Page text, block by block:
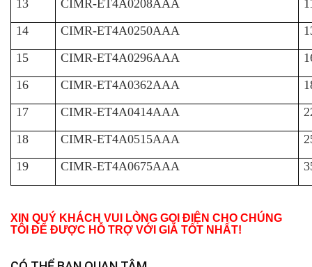
13
CIMR-ET4A0208AAA
14
CIMR-ET4A0250AAA
15
CIMR-ET4A0296AAA
16
CIMR-ET4A0362AAA
17
CIMR-ET4A0414AAA
18
CIMR-ET4A0515AAA
19
CIMR-ET4A0675AAA
XIN QUÝ KHÁCH VUI LÒNG GỌI ĐIỆN CHO CHÚNG
TÔI ĐỂ ĐƯỢC HỖ TRỢ VỚI GIÁ TỐT NHẤT!